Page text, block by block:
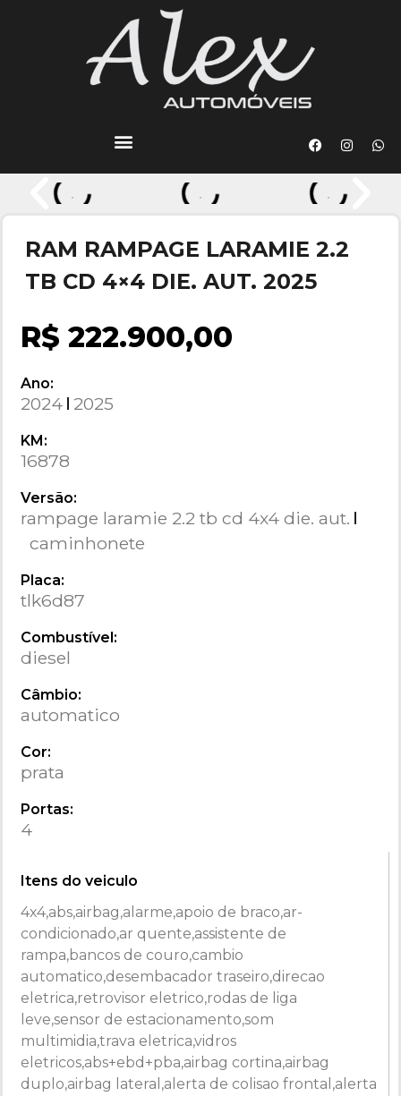
RAM RAMPAGE LARAMIE 2.2
TB CD 4×4 DIE. AUT. 2025
R$ 222.900,00
Ano:
2024 2025
KM:
16878
Versão:
rampage laramie 2.2 tb cd 4x4 die. aut.
caminhonete
Placa:
tlk6d87
Combustível:
diesel
Câmbio:
automatico
Cor:
prata
Portas:
4
Itens do veiculo
4x4,abs,airbag,alarme,apoio de braco,ar-
condicionado,ar quente,assistente de
rampa,bancos de couro,cambio
automatico,desembacador traseiro,direcao
eletrica,retrovisor eletrico,rodas de liga
leve,sensor de estacionamento,som
multimidia,trava eletrica,vidros
eletricos,abs+ebd+pba,airbag cortina,airbag
duplo,airbag lateral,alerta de colisao frontal,alerta